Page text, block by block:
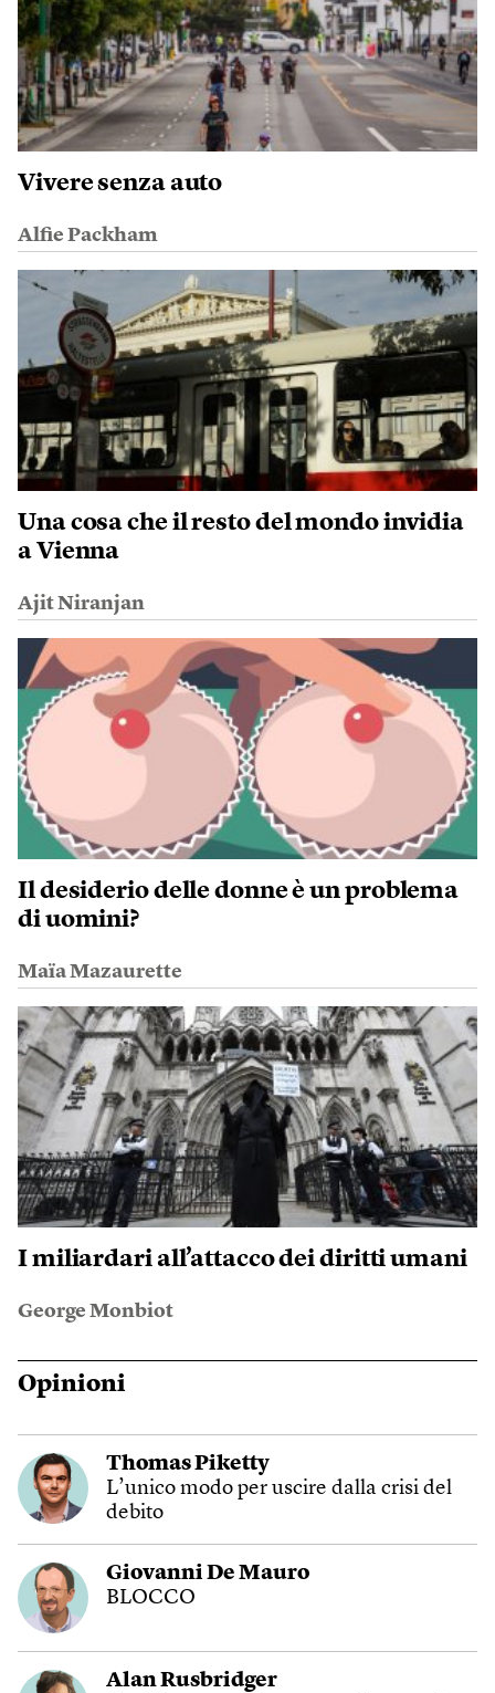
Vivere senza auto
Alfie Packham
Una cosa che il resto del mondo invidia
a Vienna
Ajit Niranjan
Il desiderio delle donne è un problema
di uomini?
Maïa Mazaurette
I miliardari all’attacco dei diritti umani
George Monbiot
Opinioni
Thomas Piketty
L’unico modo per uscire dalla crisi del
debito
Giovanni De Mauro
BLOCCO
Alan Rusbridger